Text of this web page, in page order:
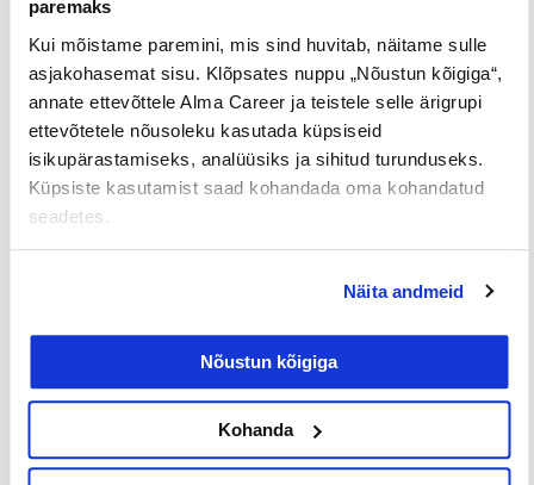
paremaks
Kui mõistame paremini, mis sind huvitab, näitame sulle
asjakohasemat sisu. Klõpsates nuppu „Nõustun kõigiga“,
annate ettevõttele Alma Career ja teistele selle ärigrupi
ettevõtetele nõusoleku kasutada küpsiseid
isikupärastamiseks, analüüsiks ja sihitud turunduseks.
Küpsiste kasutamist saad kohandada oma kohandatud
seadetes.
Näita andmeid
Nõustun kõigiga
Kohanda
Palk alates
2500€
Lisateenimise
võimalus
Töö
noortele
Jaga postitust